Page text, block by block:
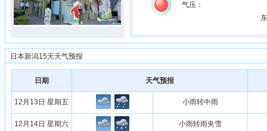
气压：
日本新潟15天天气预报
日期 天气预报
12月13日 星期五 小雨转中雨
12月14日 星期六 小雨转雨夹雪